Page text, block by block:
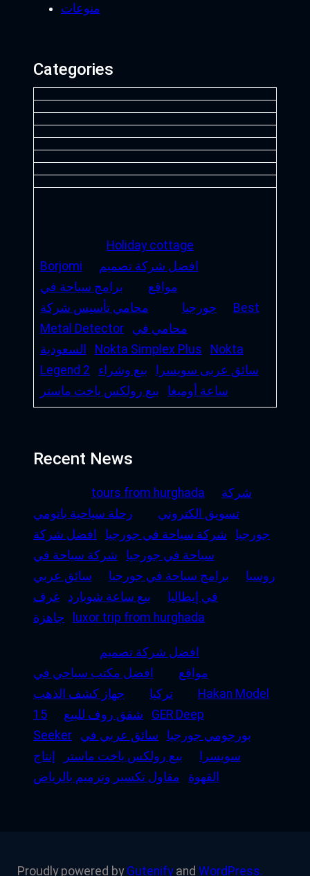
منوعات
Categories
Holiday cottage
Borjomi
افضل شركة تصميم
مواقع
برامج سياحة في
جورجيا
محامي تأسيس شركة
Best
Metal Detector
محامي في
السعودية
Nokta Simplex Plus
Nokta
Legend 2
سائق عربى سويسرا
بيع وشراء
ساعة أوميغا
بيع رولكس ياخت ماستر
Recent News
tours from hurghada
شركة
تسويق الكتروني
رحلة سياحية باتومي
جورجيا
شركة سياحة في جورجيا
افضل شركة
سياحة في جورجيا
شركة سياحة في
روسيا
برامج سياحة في جورجيا
سائق عربي
في إيطاليا
بيع ساعة شوبارد
غرف
جاهزة
luxor trip from hurghada
افضل شركة تصميم
مواقع
افضل مكتب سياحي في
تركيا
جهاز كشف الذهب
Hakan Model
15
شقق روف للبيع
GER Deep
Seeker
بورجومي جورجيا
سائق عربي في
سويسرا
بيع رولكس ياخت ماستر
إنتاج
القهوة
مقاول تكسير وترميم بالرياض
Proudly powered byGutenify and WordPress.